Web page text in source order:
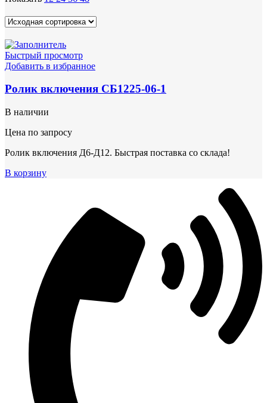
Быстрый просмотр
Добавить в избранное
Ролик включения СБ1225-06-1
В наличии
Цена по запросу
Ролик включения Д6-Д12. Быстрая поставка со склада!
В корзину